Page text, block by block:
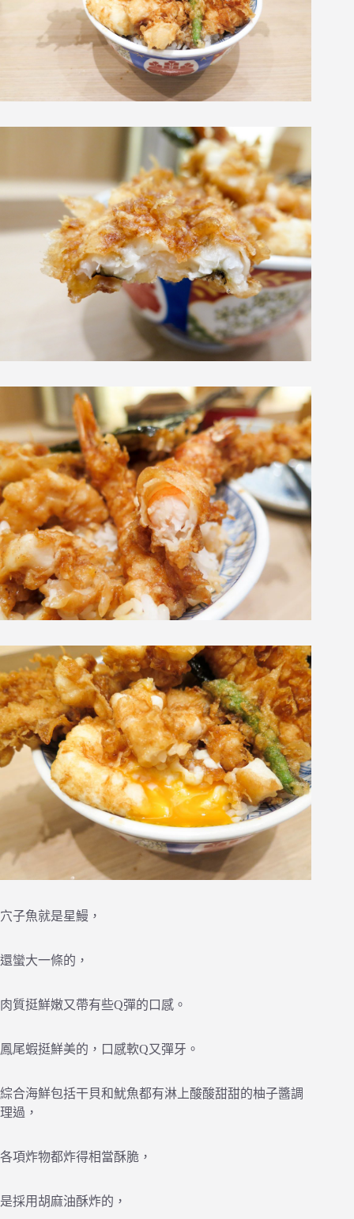
穴子魚就是星鰻，
還蠻大一條的，
肉質挺鮮嫩又帶有些Q彈的口感。
鳳尾蝦挺鮮美的，口感軟Q又彈牙。
綜合海鮮包括干貝和魷魚都有淋上酸酸甜甜的柚子醬調
理過，
各項炸物都炸得相當酥脆，
是採用胡麻油酥炸的，